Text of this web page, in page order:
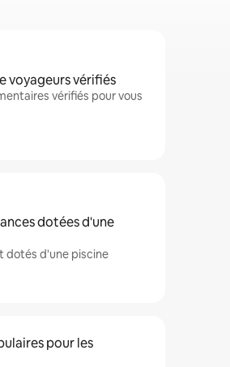
voyageurs vérifiés
vérifiés pour vous
dotées d'une
dotés d'une piscine
pour les